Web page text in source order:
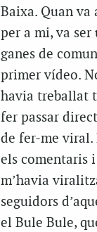
Baixa. Quan va
per a mi, va
ganes de
primer vídeo.
havia treballat
fer passar
de fer-me
els comentaris
m’havia
seguidors
el Bule Bule,